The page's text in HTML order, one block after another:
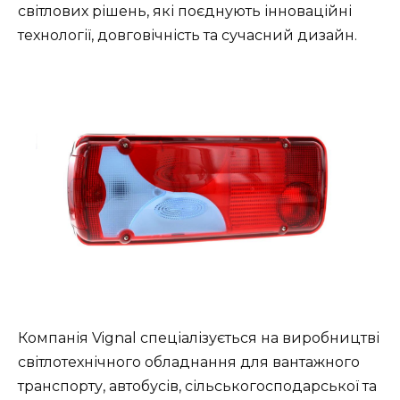
світлових рішень, які поєднують інноваційні
технології, довговічність та сучасний дизайн.
Компанія Vignal спеціалізується на виробництві
світлотехнічного обладнання для вантажного
транспорту, автобусів, сільськогосподарської та